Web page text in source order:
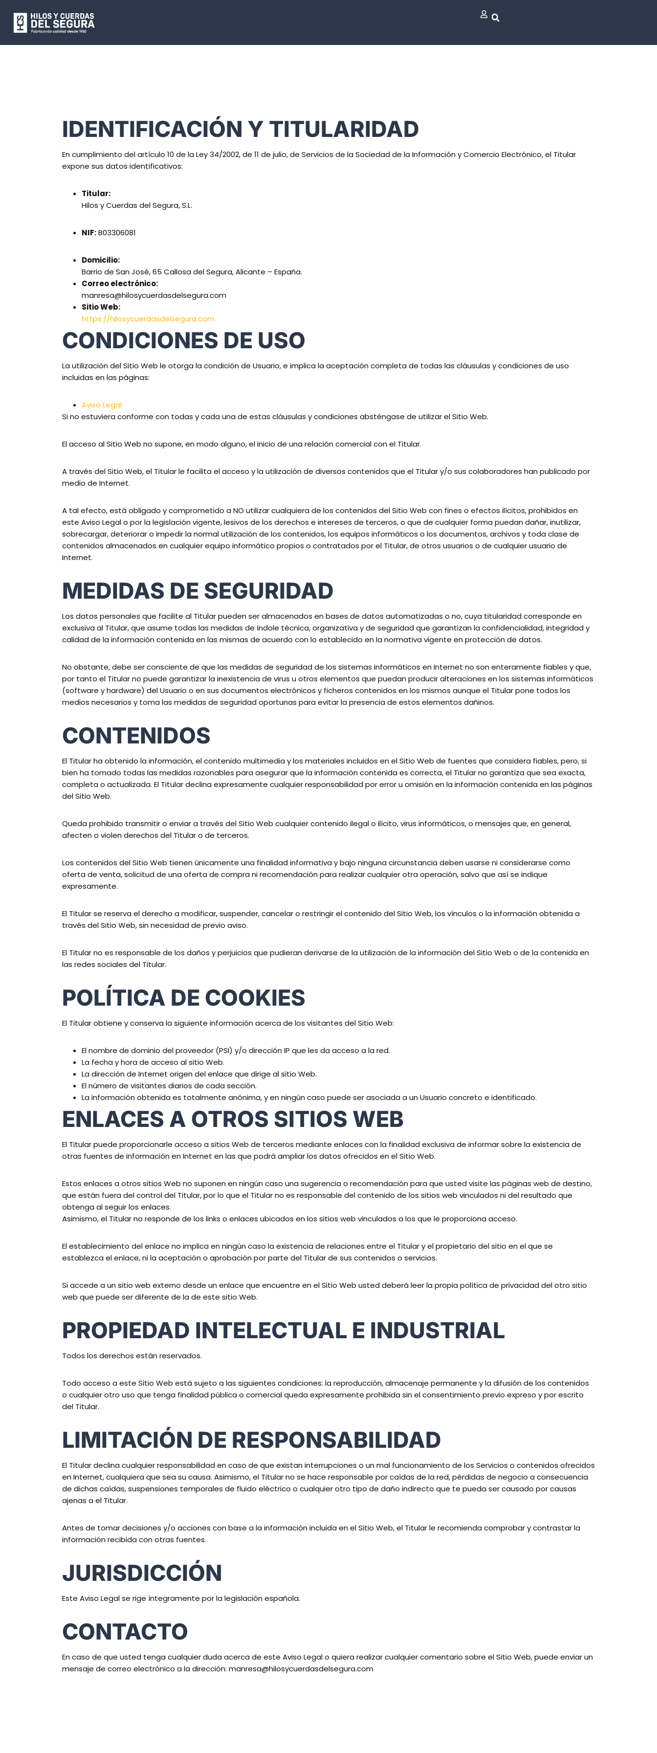
IDENTIFICACIÓN Y TITULARIDAD
En cumplimiento del artículo 10 de la Ley 34/2002, de 11 de julio, de Servicios de la Sociedad de la Información y Comercio Electrónico, el Titular
expone sus datos identificativos:
Titular:
Hilos y Cuerdas del Segura, S.L.
NIF:B03306081
Domicilio:
Barrio de San José, 65 Callosa del Segura, Alicante – España.
Correo electrónico:
manresa@hilosycuerdasdelsegura.com
Sitio Web:
https://hilosycuerdasdelsegura.com
CONDICIONES DE USO
La utilización del Sitio Web le otorga la condición de Usuario, e implica la aceptación completa de todas las cláusulas y condiciones de uso
incluidas en las páginas:
Aviso Legal
Si no estuviera conforme con todas y cada una de estas cláusulas y condiciones absténgase de utilizar el Sitio Web.
El acceso al Sitio Web no supone, en modo alguno, el inicio de una relación comercial con el Titular.
A través del Sitio Web, el Titular le facilita el acceso y la utilización de diversos contenidos que el Titular y/o sus colaboradores han publicado por
medio de Internet.
A tal efecto, está obligado y comprometido a NO utilizar cualquiera de los contenidos del Sitio Web con fines o efectos ilícitos, prohibidos en
este Aviso Legal o por la legislación vigente, lesivos de los derechos e intereses de terceros, o que de cualquier forma puedan dañar, inutilizar,
sobrecargar, deteriorar o impedir la normal utilización de los contenidos, los equipos informáticos o los documentos, archivos y toda clase de
contenidos almacenados en cualquier equipo informático propios o contratados por el Titular, de otros usuarios o de cualquier usuario de
Internet.
MEDIDAS DE SEGURIDAD
Los datos personales que facilite al Titular pueden ser almacenados en bases de datos automatizadas o no, cuya titularidad corresponde en
exclusiva al Titular, que asume todas las medidas de índole técnica, organizativa y de seguridad que garantizan la confidencialidad, integridad y
calidad de la información contenida en las mismas de acuerdo con lo establecido en la normativa vigente en protección de datos.
No obstante, debe ser consciente de que las medidas de seguridad de los sistemas informáticos en Internet no son enteramente fiables y que,
por tanto el Titular no puede garantizar la inexistencia de virus u otros elementos que puedan producir alteraciones en los sistemas informáticos
(software y hardware) del Usuario o en sus documentos electrónicos y ficheros contenidos en los mismos aunque el Titular pone todos los
medios necesarios y toma las medidas de seguridad oportunas para evitar la presencia de estos elementos dañinos.
CONTENIDOS
El Titular ha obtenido la información, el contenido multimedia y los materiales incluidos en el Sitio Web de fuentes que considera fiables, pero, si
bien ha tomado todas las medidas razonables para asegurar que la información contenida es correcta, el Titular no garantiza que sea exacta,
completa o actualizada. El Titular declina expresamente cualquier responsabilidad por error u omisión en la información contenida en las páginas
del Sitio Web.
Queda prohibido transmitir o enviar a través del Sitio Web cualquier contenido ilegal o ilícito, virus informáticos, o mensajes que, en general,
afecten o violen derechos del Titular o de terceros.
Los contenidos del Sitio Web tienen únicamente una finalidad informativa y bajo ninguna circunstancia deben usarse ni considerarse como
oferta de venta, solicitud de una oferta de compra ni recomendación para realizar cualquier otra operación, salvo que así se indique
expresamente.
El Titular se reserva el derecho a modificar, suspender, cancelar o restringir el contenido del Sitio Web, los vínculos o la información obtenida a
través del Sitio Web, sin necesidad de previo aviso.
El Titular no es responsable de los daños y perjuicios que pudieran derivarse de la utilización de la información del Sitio Web o de la contenida en
las redes sociales del Titular.
POLÍTICA DE COOKIES
El Titular obtiene y conserva la siguiente información acerca de los visitantes del Sitio Web:
El nombre de dominio del proveedor (PSI) y/o dirección IP que les da acceso a la red.
La fecha y hora de acceso al sitio Web.
La dirección de Internet origen del enlace que dirige al sitio Web.
El número de visitantes diarios de cada sección.
La información obtenida es totalmente anónima, y en ningún caso puede ser asociada a un Usuario concreto e identificado.
ENLACES A OTROS SITIOS WEB
El Titular puede proporcionarle acceso a sitios Web de terceros mediante enlaces con la finalidad exclusiva de informar sobre la existencia de
otras fuentes de información en Internet en las que podrá ampliar los datos ofrecidos en el Sitio Web.
Estos enlaces a otros sitios Web no suponen en ningún caso una sugerencia o recomendación para que usted visite las páginas web de destino,
que están fuera del control del Titular, por lo que el Titular no es responsable del contenido de los sitios web vinculados ni del resultado que
obtenga al seguir los enlaces.
Asimismo, el Titular no responde de los links o enlaces ubicados en los sitios web vinculados a los que le proporciona acceso.
El establecimiento del enlace no implica en ningún caso la existencia de relaciones entre el Titular y el propietario del sitio en el que se
establezca el enlace, ni la aceptación o aprobación por parte del Titular de sus contenidos o servicios.
Si accede a un sitio web externo desde un enlace que encuentre en el Sitio Web usted deberá leer la propia política de privacidad del otro sitio
web que puede ser diferente de la de este sitio Web.
PROPIEDAD INTELECTUAL E INDUSTRIAL
Todos los derechos están reservados.
Todo acceso a este Sitio Web está sujeto a las siguientes condiciones: la reproducción, almacenaje permanente y la difusión de los contenidos
o cualquier otro uso que tenga finalidad pública o comercial queda expresamente prohibida sin el consentimiento previo expreso y por escrito
del Titular.
LIMITACIÓN DE RESPONSABILIDAD
El Titular declina cualquier responsabilidad en caso de que existan interrupciones o un mal funcionamiento de los Servicios o contenidos ofrecidos
en Internet, cualquiera que sea su causa. Asimismo, el Titular no se hace responsable por caídas de la red, pérdidas de negocio a consecuencia
de dichas caídas, suspensiones temporales de fluido eléctrico o cualquier otro tipo de daño indirecto que te pueda ser causado por causas
ajenas a el Titular.
Antes de tomar decisiones y/o acciones con base a la información incluida en el Sitio Web, el Titular le recomienda comprobar y contrastar la
información recibida con otras fuentes.
JURISDICCIÓN
Este Aviso Legal se rige íntegramente por la legislación española.
CONTACTO
En caso de que usted tenga cualquier duda acerca de este Aviso Legal o quiera realizar cualquier comentario sobre el Sitio Web, puede enviar un
mensaje de correo electrónico a la dirección: manresa@hilosycuerdasdelsegura.com